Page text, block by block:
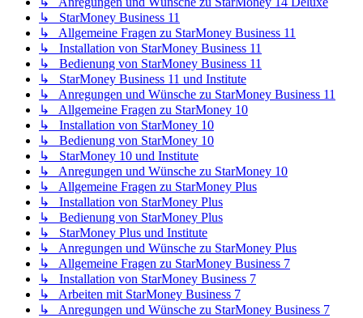
↳ StarMoney Business 11
↳ Allgemeine Fragen zu StarMoney Business 11
↳ Installation von StarMoney Business 11
↳ Bedienung von StarMoney Business 11
↳ StarMoney Business 11 und Institute
↳ Anregungen und Wünsche zu StarMoney Business 11
↳ Allgemeine Fragen zu StarMoney 10
↳ Installation von StarMoney 10
↳ Bedienung von StarMoney 10
↳ StarMoney 10 und Institute
↳ Anregungen und Wünsche zu StarMoney 10
↳ Allgemeine Fragen zu StarMoney Plus
↳ Installation von StarMoney Plus
↳ Bedienung von StarMoney Plus
↳ StarMoney Plus und Institute
↳ Anregungen und Wünsche zu StarMoney Plus
↳ Allgemeine Fragen zu StarMoney Business 7
↳ Installation von StarMoney Business 7
↳ Arbeiten mit StarMoney Business 7
↳ Anregungen und Wünsche zu StarMoney Business 7